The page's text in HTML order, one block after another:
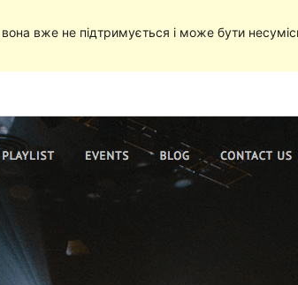
вже не підтримується і може бути